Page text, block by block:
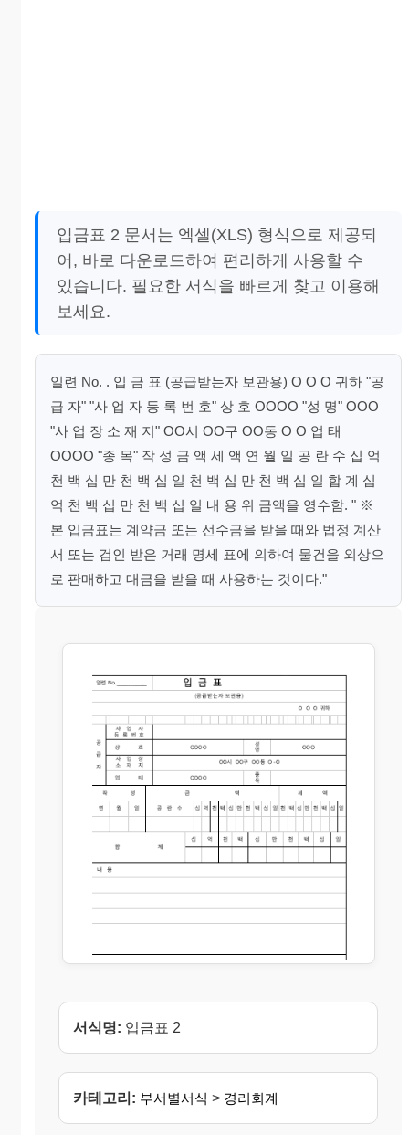
입금표 2 문서는 엑셀(XLS) 형식으로 제공되
어, 바로 다운로드하여 편리하게 사용할 수
있습니다. 필요한 서식을 빠르게 찾고 이용해
보세요.
일련 No. . 입 금 표 (공급받는자 보관용) O O O 귀하 "공
급 자" "사 업 자 등 록 번 호" 상 호 OOOO "성 명" OOO
"사 업 장 소 재 지" OO시 OO구 OO동 O O 업 태
OOOO "종 목" 작 성 금 액 세 액 연 월 일 공 란 수 십 억
천 백 십 만 천 백 십 일 천 백 십 만 천 백 십 일 합 계 십
억 천 백 십 만 천 백 십 일 내 용 위 금액을 영수함. " ※
본 입금표는 계약금 또는 선수금을 받을 때와 법정 계산
서 또는 검인 받은 거래 명세 표에 의하여 물건을 외상으
로 판매하고 대금을 받을 때 사용하는 것이다."
서식명: 입금표 2
카테고리: 부서별서식 > 경리회계